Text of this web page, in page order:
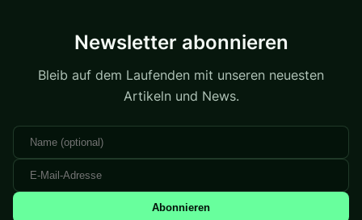
Newsletter abonnieren
Bleib auf dem Laufenden mit unseren neuesten
Artikeln und News.
Abonnieren